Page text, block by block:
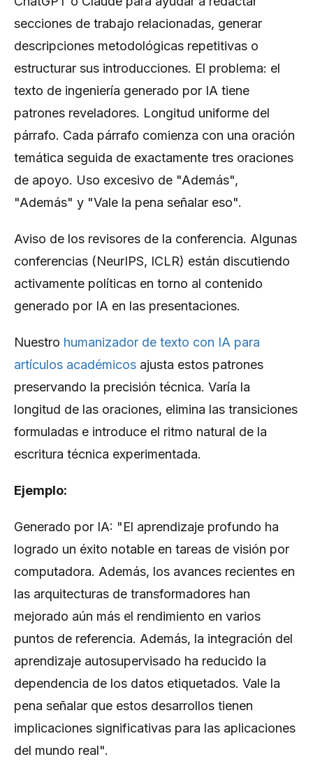
secciones de trabajo relacionadas, generar
descripciones metodológicas repetitivas o
estructurar sus introducciones. El problema: el
texto de ingeniería generado por IA tiene
patrones reveladores. Longitud uniforme del
párrafo. Cada párrafo comienza con una oración
temática seguida de exactamente tres oraciones
de apoyo. Uso excesivo de "Además",
"Además" y "Vale la pena señalar eso".
Aviso de los revisores de la conferencia. Algunas
conferencias (NeurIPS, ICLR) están discutiendo
activamente políticas en torno al contenido
generado por IA en las presentaciones.
Nuestro humanizador de texto con IA para
artículos académicos ajusta estos patrones
preservando la precisión técnica. Varía la
longitud de las oraciones, elimina las transiciones
formuladas e introduce el ritmo natural de la
escritura técnica experimentada.
Ejemplo:
Generado por IA: "El aprendizaje profundo ha
logrado un éxito notable en tareas de visión por
computadora. Además, los avances recientes en
las arquitecturas de transformadores han
mejorado aún más el rendimiento en varios
puntos de referencia. Además, la integración del
aprendizaje autosupervisado ha reducido la
dependencia de los datos etiquetados. Vale la
pena señalar que estos desarrollos tienen
implicaciones significativas para las aplicaciones
del mundo real".